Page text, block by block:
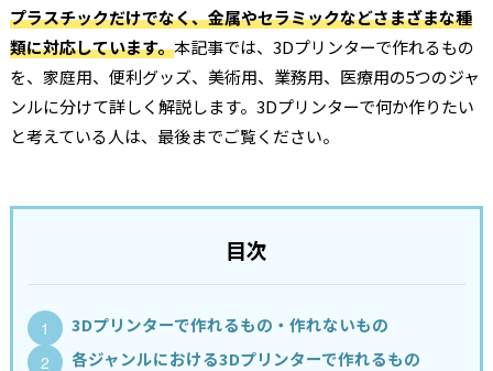
プラスチックだけでなく、金属やセラミックなどさまざまな種
類に対応しています。本記事では、3Dプリンターで作れるもの
を、家庭用、便利グッズ、美術用、業務用、医療用の5つのジャ
ンルに分けて詳しく解説します。3Dプリンターで何か作りたい
と考えている人は、最後までご覧ください。
目次
3Dプリンターで作れるもの・作れないもの
各ジャンルにおける3Dプリンターで作れるもの